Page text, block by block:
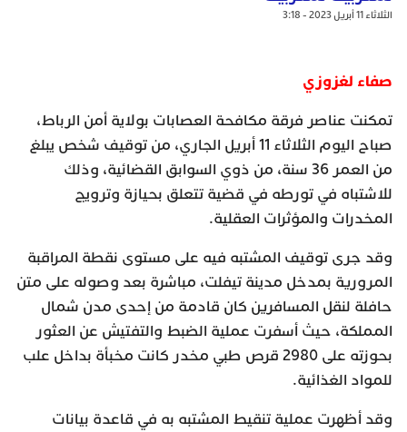
الثلاثاء 11 أبريل 2023 - 3:18
صفاء لغزوزي
تمكنت عناصر فرقة مكافحة العصابات بولاية أمن الرباط،
صباح اليوم الثلاثاء 11 أبريل الجاري، من توقيف شخص يبلغ
من العمر 36 سنة، من ذوي السوابق القضائية، وذلك
للاشتباه في تورطه في قضية تتعلق بحيازة وترويج
المخدرات والمؤثرات العقلية.
وقد جرى توقيف المشتبه فيه على مستوى نقطة المراقبة
المرورية بمدخل مدينة تيفلت، مباشرة بعد وصوله على متن
حافلة لنقل المسافرين كان قادمة من إحدى مدن شمال
المملكة، حيث أسفرت عملية الضبط والتفتيش عن العثور
بحوزته على 2980 قرص طبي مخدر كانت مخبأة بداخل علب
للمواد الغذائية.
وقد أظهرت عملية تنقيط المشتبه به في قاعدة بيانات